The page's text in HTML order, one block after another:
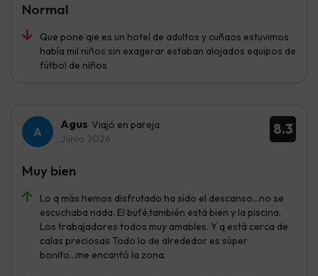
Que pone qie es un hotel de adultos y cuñaos estuvimos
había mil niños sin exagerar estaban alojados equipos de
fútbol de niños
Normal
8.3
Agus Viajó en pareja
Junio 2026
Lo q más hemos disfrutado ha sido el descanso...no se
escuchaba nada. El bufé,también está bien y la piscina.
Los trabajadores todos muy amables. Y q está cerca de
calas preciosas Todo lo de alrededor es súper
bonito...me encantó la zona.
Muy bien